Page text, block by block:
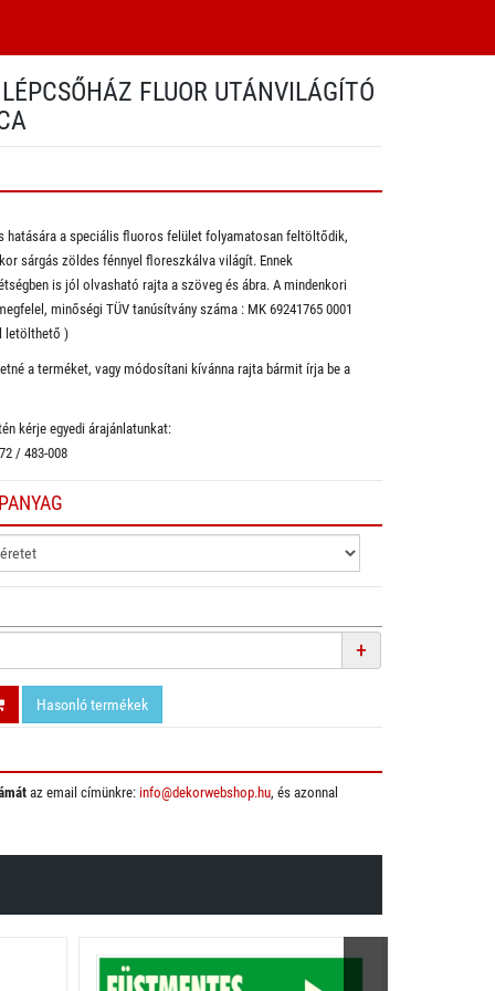
FLUOR UTÁNVILÁGÍTÓ
hatására a speciális fluoros felület folyamatosan feltöltődik,
sárgás zöldes fénnyel floreszkálva világít. Ennek
is jól olvasható rajta a szöveg és ábra. A mindenkori
minőségi TÜV tanúsítvány száma : MK 69241765 0001
letölthető )
a terméket, vagy módosítani kívánna rajta bármit írja be a
kérje egyedi árajánlatunkat:
/ 483-008
+
Hasonló termékek
az email címünkre: info@dekorwebshop.hu, és azonnal